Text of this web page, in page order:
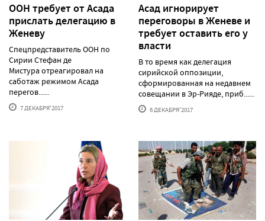
ООН требует от Асада
прислать делегацию в
Женеву
Спецпредставитель ООН по
Сирии Стефан де
Мистура отреагировал на
саботаж режимом Асада
перегов......
7 ДЕКАБРЯ'2017
Асад игнорирует
переговоры в Женеве и
требует оставить его у
власти
В то время как делегация
сирийской оппозиции,
сформированная на недавнем
совещании в Эр-Рияде, приб......
6 ДЕКАБРЯ'2017